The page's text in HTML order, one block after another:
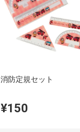
消防定規セット
¥150